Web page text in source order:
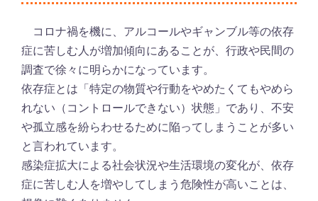
コロナ禍を機に、アルコールやギャンブル等の依存
症に苦しむ人が増加傾向にあることが、行政や民間の
調査で徐々に明らかになっています。
依存症とは「特定の物質や行動をやめたくてもやめら
れない（コントロールできない）状態」であり、不安
や孤立感を紛らわせるために陥ってしまうことが多い
と言われています。
感染症拡大による社会状況や生活環境の変化が、依存
症に苦しむ人を増やしてしまう危険性が高いことは、